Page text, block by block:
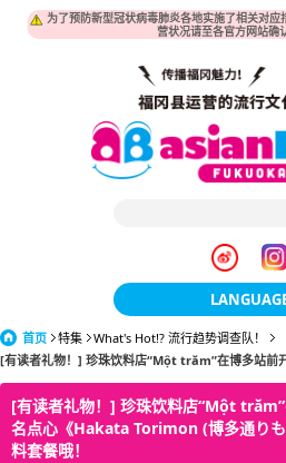
为了预防新型冠状病毒肺炎各地实施了相关对应
营状况请至各官方网站确
日本語
한국어
簡体中文
首页 特集
What's Hot!? 流行趋势调查队！
[有读者礼物！] 珍珠饮料店“Một trăm”在博多站前
[有读者礼物！] 珍珠饮料店“Một
名点心《Hakata Torimon (博多通り
料套餐哦！